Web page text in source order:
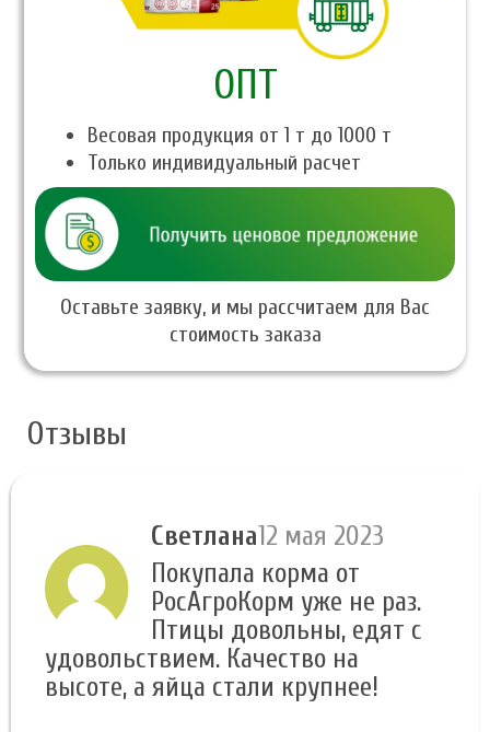
ОПТ
Весовая продукция от 1 т до 1000 т
Только индивидуальный расчет
Оставьте заявку, и мы рассчитаем для Вас
стоимость заказа
Отзывы
Светлана12 мая 2023
Покупала корма от
РосАгроКорм уже не раз.
Птицы довольны, едят с
удовольствием. Качество на
высоте, а яйца стали крупнее!